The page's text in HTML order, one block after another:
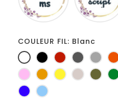
COULEUR FIL: Blanc
BlancNoir RougeGris
foncé
Gris
clair
RoseJaune
d'or
jauneFicelleKaki
Bleu
roi
Bleu